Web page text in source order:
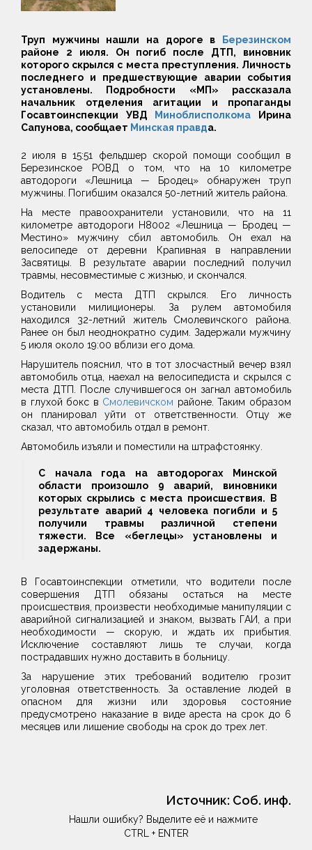
Труп мужчины нашли на дороге в
Березинском
районе 2 июля. Он погиб после ДТП, виновник
которого скрылся с места преступления. Личность
последнего и предшествующие аварии события
установлены. Подробности «МП» рассказала
начальник отделения агитации и пропаганды
Госавтоинспекции УВД
Миноблисполкома
Ирина
Сапунова, сообщает Минская правда.
2 июля в 15:51 фельдшер скорой помощи сообщил в
Березинское РОВД о том, что на 10 километре
автодороги «Лешница — Бродец» обнаружен труп
мужчины. Погибшим оказался 50-летний житель района.
На месте правоохранители установили, что на 11
километре автодороги Н8002 «Лешница — Бродец —
Местино» мужчину сбил автомобиль. Он ехал на
велосипеде от деревни Крапивная в направлении
Засвятицы. В результате аварии последний получил
травмы, несовместимые с жизнью, и скончался.
Водитель с места ДТП скрылся. Его личность
установили милиционеры. За рулем автомобиля
находился 32-летний житель Смолевичского района.
Ранее он был неоднократно судим. Задержали мужчину
5 июля около 19:00 вблизи его дома.
Нарушитель пояснил, что в тот злосчастный вечер взял
автомобиль отца, наехал на велосипедиста и скрылся с
места ДТП. После случившегося он загнал автомобиль
в глухой бокс в Смолевичском районе. Таким образом
он планировал уйти от ответственности. Отцу же
сказал, что автомобиль отдал в ремонт.
Автомобиль изъяли и поместили на штрафстоянку.
С начала года на автодорогах Минской
области произошло 9 аварий, виновники
которых скрылись с места происшествия. В
результате аварий 4 человека погибли и 5
получили травмы различной степени
тяжести. Все «беглецы» установлены и
задержаны.
В Госавтоинспекции отметили, что водители после
совершения ДТП обязаны остаться на месте
происшествия, произвести необходимые манипуляции с
аварийной сигнализацией и знаком, вызвать ГАИ, а при
необходимости — скорую, и ждать их прибытия.
Исключение составляют лишь те случаи, когда
пострадавших нужно доставить в больницу.
За нарушение этих требований водителю грозит
уголовная ответственность. За оставление людей в
опасном для жизни или здоровья состояние
предусмотрено наказание в виде ареста на срок до 6
месяцев или лишение свободы на срок до трех лет.
Источник: Соб. инф.
Нашли ошибку? Выделите её и нажмите
CTRL + ENTER